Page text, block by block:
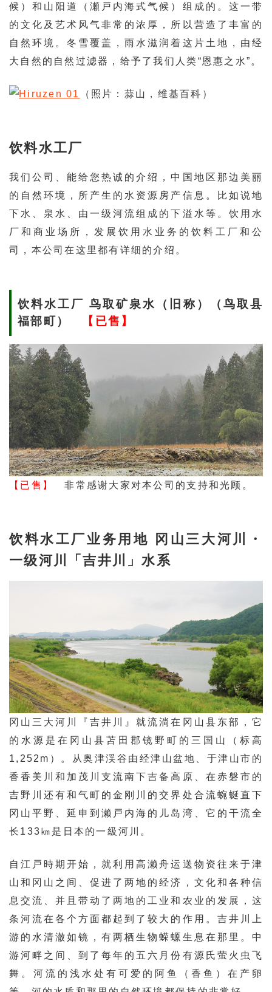
候）和山阳道（瀬戸内海式气候）组成的。这一带
的文化及艺术风气非常的浓厚，所以营造了丰富的
自然环境。冬雪覆盖，雨水滋润着这片土地，由经
大自然的自然过滤器，给予了我们人类“恩惠之水”。
（照片：蒜山，维基百科）
饮料水工厂
我们公司、能给您热诚的介绍，中国地区那边美丽
的自然环境，所产生的水资源房产信息。比如说地
下水、泉水、由一级河流组成的下溢水等。饮用水
厂和商业场所，发展饮用水业务的饮料工厂和公
司，本公司在这里都有详细的介绍。
饮料水工厂 鸟取矿泉水（旧称）（鸟取县
福部町）
【已售】
【已售】 非常感谢大家对本公司的支持和光顾。
饮料水工厂业务用地 冈山三大河川・
一级河川「吉井川」水系
冈山三大河川『吉井川』就流淌在冈山县东部，它
的水源是在冈山县苫田郡镜野町的三国山（标高
1,252m）。从奥津渓谷由经津山盆地、于津山市的
香香美川和加茂川支流南下吉备高原、在赤磐市的
吉野川还有和气町的金刚川的交界处合流蜿蜒直下
冈山平野、延申到濑戸内海的儿岛湾、它的干流全
长133㎞是日本的一級河川。
自江戸時期开始，就利用高濑舟运送物资往来于津
山和冈山之间、促进了两地的经济，文化和各种信
息交流、并且带动了两地的工业和农业的发展，这
条河流在各个方面都起到了较大的作用。吉井川上
游的水清澈如镜，有两栖生物蝾螈生息在那里。中
游河畔之间、到了每年的五六月份有源氏萤火虫飞
舞。河流的浅水处有可爱的阿鱼（香鱼）在产卵